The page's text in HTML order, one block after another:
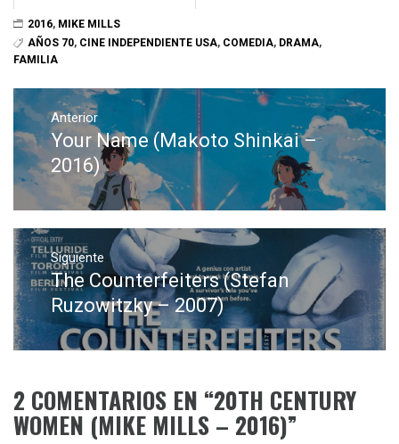
2016, MIKE MILLS
AÑOS 70, CINE INDEPENDIENTE USA, COMEDIA, DRAMA,
FAMILIA
Navegación
de
entradas
Anterior
Entrada
anterior:
Your Name (Makoto Shinkai –
2016)
Siguiente
Entrada
siguiente:
The Counterfeiters (Stefan
Ruzowitzky – 2007)
2 COMENTARIOS EN “20TH CENTURY
WOMEN (MIKE MILLS – 2016)”